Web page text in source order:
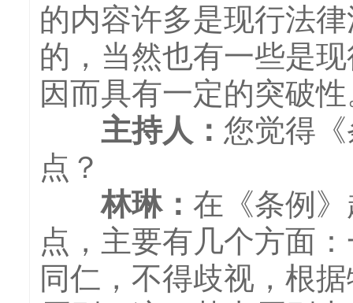
的内容许多是现行法
的，当然也有一些是
因而具有一定的突破
主持人： 您觉得
点？
林琳： 在《条例
点，主要有几个方面
同仁，不得歧视，根